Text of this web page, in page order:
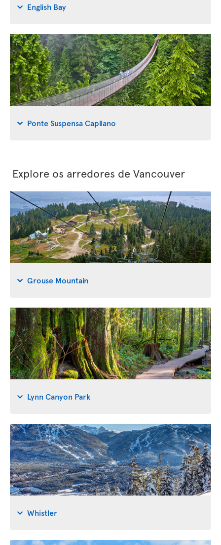
English Bay
Ponte Suspensa Capilano
Explore os arredores de Vancouver
Grouse Mountain
Lynn Canyon Park
Whistler